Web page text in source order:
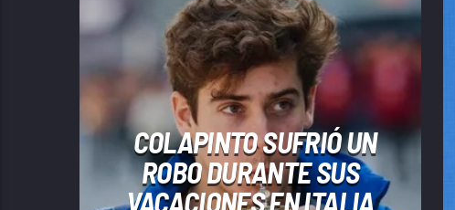
COLAPINTO SUFRIÓ UN
ROBO DURANTE SUS
VACACIONES EN ITALIA